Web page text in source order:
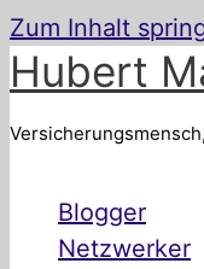
Zum Inhalt
Hubert
Blogger
Netzwerker